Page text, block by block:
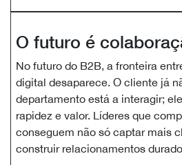
O futuro é
No futuro do B2B, a fronteira
digital desaparece. O cliente já
departamento está a interagir;
rapidez e valor. Líderes que
conseguem não só captar mais
construir relacionamentos